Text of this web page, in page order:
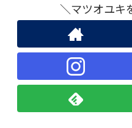
＼マツオユキ